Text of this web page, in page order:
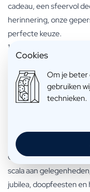
cadeau, een sfeervol
herinnering, onze
perfecte keuze.
100% organische
Naast een gezellige
kaars die je bij ons
Er zit geen
uit de natuur. Daardoor
omgevingsgeuren.
Een attent cadeau voor
Gepersonaliseerde
scala aan
jubilea, doopfeesten
Cookies
Om je beter
gebruiken
technieken.